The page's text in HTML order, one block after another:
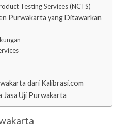
Testing Services (NCTS)
Purwakarta yang Ditawarkan
dari Kalibrasi.com
Jasa Uji Purwakarta